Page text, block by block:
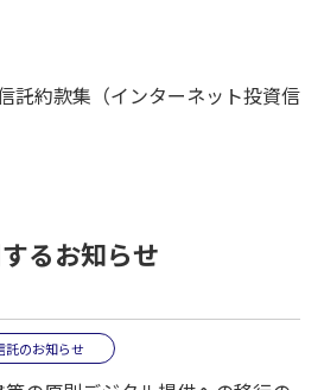
託約款集（インターネット投資信
るお知らせ
託のお知らせ